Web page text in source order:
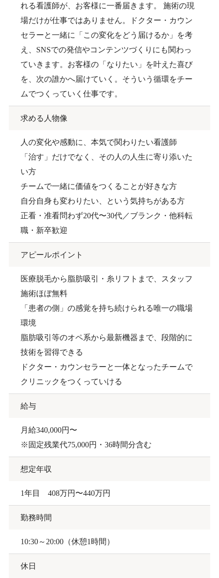
れる看護師が、お客様に一番届きます。 施術の現
場だけが仕事ではありません。ドクター・カウン
セラーと一緒に「この変化をどう届けるか」を考
え、SNSでの発信やコンテンツづくりにも関わっ
ていきます。お客様の「なりたい」を叶えた喜び
を、次の誰かへ届けていく。そういう循環をチー
ムでつくっていく仕事です。
求める人物像
人の変化や感動に、本気で関わりたい看護師
「治す」だけでなく、その人の人生に寄り添いた
い方
チームで一緒に価値をつくることが好きな方
自分自身も変わりたい、という気持ちがある方
正看・准看問わず20代〜30代／ブランク・他科転
職・新卒歓迎
アピールポイント
医療脱毛から脂肪吸引・糸リフトまで、スタッフ
施術ほぼ無料
「患者の側」の感覚を持ち続けられる唯一の職場
環境
脂肪吸引等のオペ系から最新機器まで、段階的に
技術を習得できる
ドクター・カウンセラーと一体となったチームで
クリニックをつくっていける
給与
月給340,000円〜
※固定残業代75,000円・36時間分含む
想定年収
1年目 408万円〜440万円
勤務時間
10:30～20:00（休憩1時間）
休日